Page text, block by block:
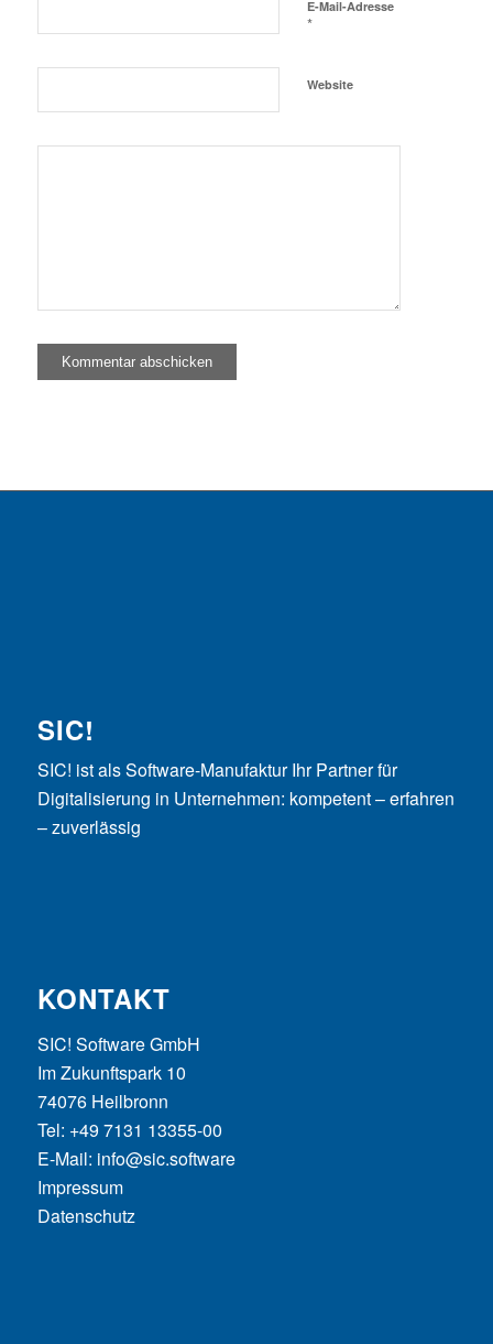
E-Mail-Adresse
*
Website
SIC!
SIC! ist als Software-Manufaktur Ihr Partner für
Digitalisierung in Unternehmen: kompetent – erfahren
– zuverlässig
KONTAKT
SIC! Software GmbH
Im Zukunftspark 10
74076 Heilbronn
Tel: +49 7131 13355-00
E-Mail: info@sic.software
Impressum
Datenschutz